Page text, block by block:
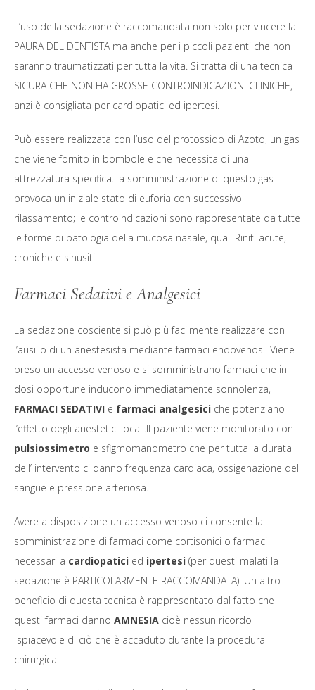
L’uso della sedazione è raccomandata non solo per vincere la
PAURA DEL DENTISTA ma anche per i piccoli pazienti che non
saranno traumatizzati per tutta la vita. Si tratta di una tecnica
SICURA CHE NON HA GROSSE CONTROINDICAZIONI CLINICHE,
anzi è consigliata per cardiopatici ed ipertesi.
Può essere realizzata con l’uso del protossido di Azoto, un gas
che viene fornito in bombole e che necessita di una
attrezzatura specifica.La somministrazione di questo gas
provoca un iniziale stato di euforia con successivo
rilassamento; le controindicazioni sono rappresentate da tutte
le forme di patologia della mucosa nasale, quali Riniti acute,
croniche e sinusiti.
Farmaci Sedativi e Analgesici
La sedazione cosciente si può più facilmente realizzare con
l’ausilio di un anestesista mediante farmaci endovenosi. Viene
preso un accesso venoso e si somministrano farmaci che in
dosi opportune inducono immediatamente sonnolenza,
FARMACI SEDATIVI e farmaci analgesici che potenziano
l’effetto degli anestetici locali.Il paziente viene monitorato con
pulsiossimetro e sfigmomanometro che per tutta la durata
dell’ intervento ci danno frequenza cardiaca, ossigenazione del
sangue e pressione arteriosa.
Avere a disposizione un accesso venoso ci consente la
somministrazione di farmaci come cortisonici o farmaci
necessari a cardiopatici ed ipertesi (per questi malati la
sedazione è PARTICOLARMENTE RACCOMANDATA). Un altro
beneficio di questa tecnica è rappresentato dal fatto che
questi farmaci danno AMNESIA cioè nessun ricordo
spiacevole di ciò che è accaduto durante la procedura
chirurgica.